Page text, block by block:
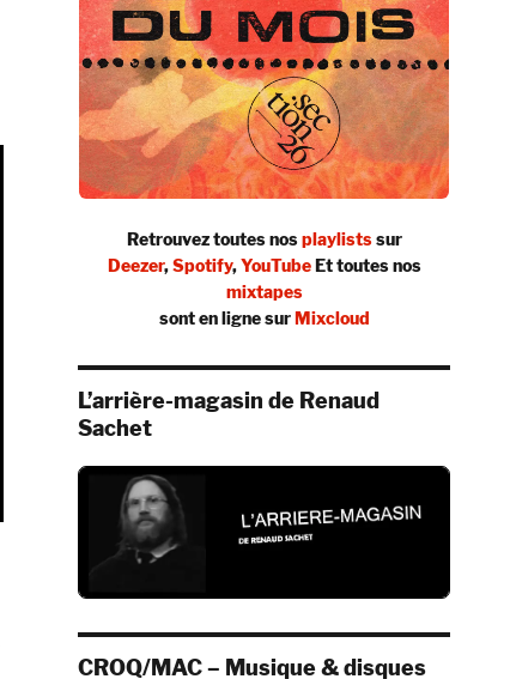
Retrouvez toutes nosplaylistssur
Deezer,Spotify,YouTubeEt toutes nos
mixtapes
sont en ligne surMixcloud
L’arrière-magasin de Renaud
Sachet
CROQ/MAC – Musique & disques